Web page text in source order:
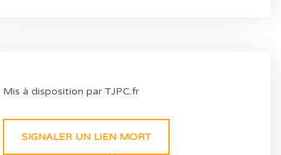
Mis à disposition par TJPC.fr
SIGNALER UN LIEN MORT